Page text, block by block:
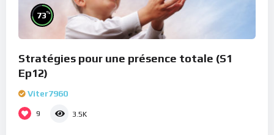
73%
Stratégies pour une présence totale (S1
Ep12)
Viter7960
9 3.5K